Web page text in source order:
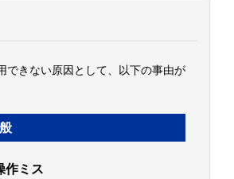
できない原因として、以下の事由が
作ミス